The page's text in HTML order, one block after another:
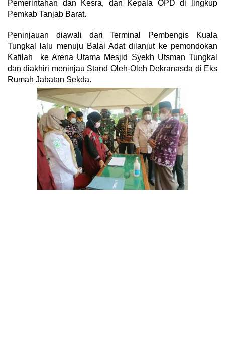
Pemerintahan dan Kesra, dan Kepala OPD di lingkup
Pemkab Tanjab Barat.
Peninjauan diawali dari Terminal Pembengis Kuala
Tungkal lalu menuju Balai Adat dilanjut ke pemondokan
Kafilah ke Arena Utama Mesjid Syekh Utsman Tungkal
dan diakhiri meninjau Stand Oleh-Oleh Dekranasda di Eks
Rumah Jabatan Sekda.